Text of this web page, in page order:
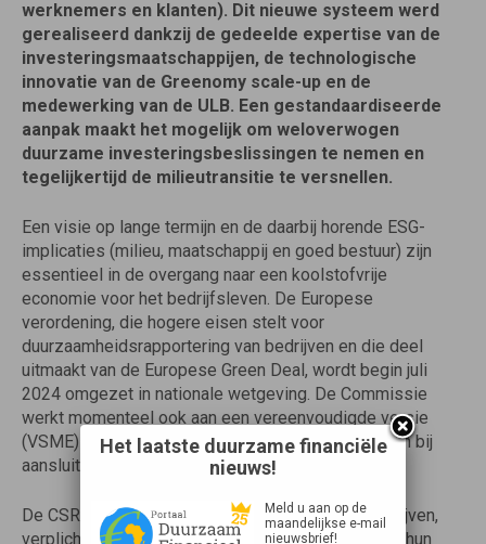
werknemers en klanten). Dit nieuwe systeem werd
gerealiseerd dankzij de gedeelde expertise van de
investeringsmaatschappijen, de technologische
innovatie van de Greenomy scale-up en de
medewerking van de ULB. Een gestandaardiseerde
aanpak maakt het mogelijk om weloverwogen
duurzame investeringsbeslissingen te nemen en
tegelijkertijd de milieutransitie te versnellen.
Een visie op lange termijn en de daarbij horende ESG-
implicaties (milieu, maatschappij en goed bestuur) zijn
essentieel in de overgang naar een koolstofvrije
economie voor het bedrijfsleven. De Europese
verordening, die hogere eisen stelt voor
duurzaamheidsrapportering van bedrijven en die deel
uitmaakt van de Europese Green Deal, wordt begin juli
2024 omgezet in nationale wetgeving. De Commissie
werkt momenteel ook aan een vereenvoudigde versie
(VSME) van de CSRD, een aanpak waar het ISP zich bij
aansluit.
De CSRD zal bedrijven, in het bijzonder grote bedrijven,
verplichten om jaarlijks verslag uit te brengen over hun
Het laatste duurzame financiële
nieuws!
Meld u aan op de
maandelijkse e-mail
nieuwsbrief!